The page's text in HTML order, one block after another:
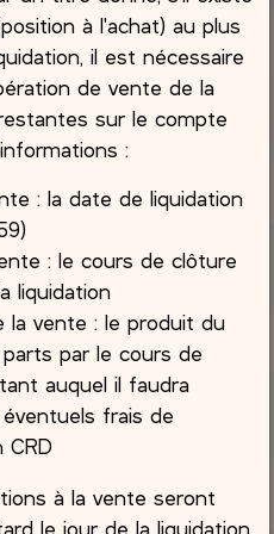
à l'achat) au plus
il est nécessaire
de vente de la
sur le compte
:
: la date de liquidation
: le cours de clôture
liquidation
la vente : le produit du
par le cours de
auquel il faudra
frais de
CRD
à la vente seront
le jour de la liquidation